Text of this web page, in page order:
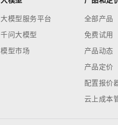
大模型服务平台
千问大模型
模型市场
全部产品
免费试用
产品动态
产品定价
配置报价
云上成本